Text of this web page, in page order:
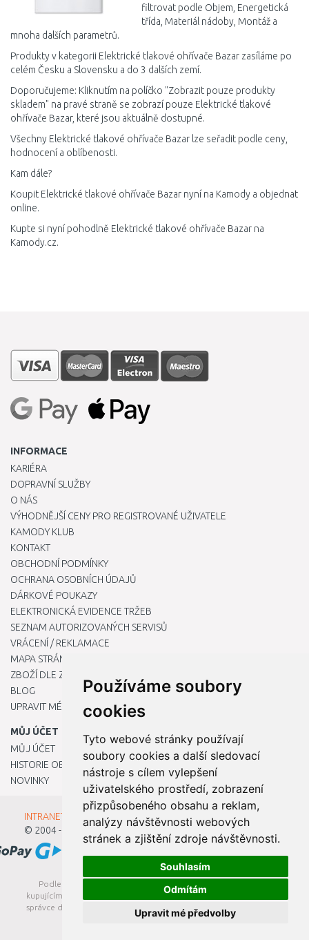
Používáme soubory
cookies
Tyto webové stránky používají
soubory cookies a další sledovací
nástroje s cílem vylepšení
uživatelského prostředí, zobrazení
přizpůsobeného obsahu a reklam,
analýzy návštěvnosti webových
stránek a zjištění zdroje návštěvnosti.
Souhlasím
Odmítám
Upravit mé předvolby
filtrovat podle Objem, Energetická
třída, Materiál nádoby, Montáž a
mnoha dalších parametrů.
Produkty v kategorii Elektrické tlakové ohřívače Bazar zasíláme po
celém Česku a Slovensku a do 3 dalších zemí.
Doporučujeme: Kliknutím na políčko "Zobrazit pouze produkty
skladem" na pravé straně se zobrazí pouze Elektrické tlakové
ohřívače Bazar, které jsou aktuálně dostupné.
Všechny Elektrické tlakové ohřívače Bazar lze seřadit podle ceny,
hodnocení a oblíbenosti.
Kam dále?
Koupit Elektrické tlakové ohřívače Bazar nyní na Kamody a objednat
online.
Kupte si nyní pohodlně Elektrické tlakové ohřívače Bazar na
Kamody.cz.
INFORMACE
KARIÉRA
DOPRAVNÍ SLUŽBY
O NÁS
VÝHODNĚJŠÍ CENY PRO REGISTROVANÉ UŽIVATELE
KAMODY KLUB
KONTAKT
OBCHODNÍ PODMÍNKY
OCHRANA OSOBNÍCH ÚDAJŮ
DÁRKOVÉ POUKAZY
ELEKTRONICKÁ EVIDENCE TRŽEB
SEZNAM AUTORIZOVANÝCH SERVISŮ
VRÁCENÍ / REKLAMACE
MAPA STRÁNKY
ZBOŽÍ DLE ZNAČEK
BLOG
UPRAVIT MÉ PŘEDVOLBY COOKIES
MŮJ ÚČET
MŮJ ÚČET
HISTORIE OBJEDNÁVEK
NOVINKY
INTRANET - Přihlášení pro zaměstnance
© 2004 - 2026
Kamody s.r.o.
Podle zákona o evidenci tržeb je prodávající povinen vystavit
kupujícímu účtenku. Zároveň je povinen zaevidovat přijatou tržbu u
správce daně online; v případě technického výpadku pak nejpozději
do 48 hodin.